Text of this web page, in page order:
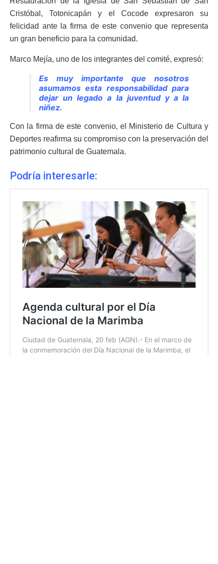
Cristóbal, Totonicapán y el Cocode expresaron su
felicidad ante la firma de este convenio que representa
un gran beneficio para la comunidad.
Marco Mejía, uno de los integrantes del comité, expresó:
Es muy importante que nosotros
asumamos esta responsabilidad para
dejar un legado a la juventud y a la
niñez.
Con la firma de este convenio, el Ministerio de Cultura y
Deportes reafirma su compromiso con la preservación del
patrimonio cultural de Guatemala.
Podría interesarle: